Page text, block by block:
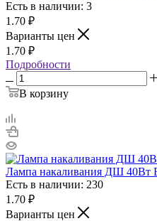
Есть в наличии: 3
1.70 ₽
Варианты цен
1.70 ₽
Подробности
В корзину
Лампа накаливания ДШ 40Вт
Есть в наличии: 230
1.70 ₽
Варианты цен